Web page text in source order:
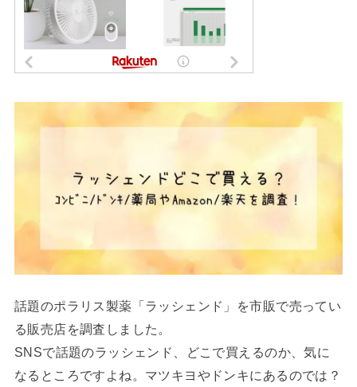
話題のポラリス製薬「ラッシェンド」を市販で売ってい
る販売店を調査しました。
SNSで話題のラッシェンド、どこで買えるのか、気に
なるところですよね。マツキヨやドンキにあるのでは？